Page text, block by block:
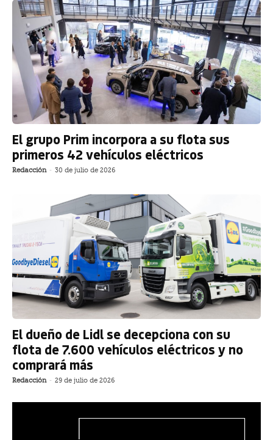
El grupo Prim incorpora a su flota sus
primeros 42 vehículos eléctricos
Redacción - 30 de julio de 2026
El dueño de Lidl se decepciona con su
flota de 7.600 vehículos eléctricos y no
comprará más
Redacción - 29 de julio de 2026